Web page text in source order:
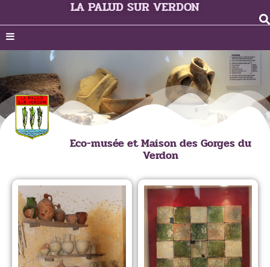
LA PALUD SUR VERDON
Eco-musée et Maison des Gorges du
Verdon